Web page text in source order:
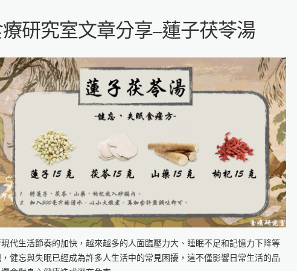
研究室文章分享–蓮子茯苓湯
代生活節奏的加快，越來越多的人面臨壓力大、睡眠不足和記憶力下降等
健忘與失眠已經成為許多人生活中的常見困擾，這不僅影響日常生活的品